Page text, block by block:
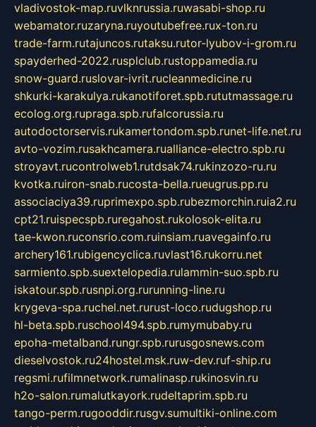
vladivostok-map.ruvlknrussia.ruwasabi-shop.ru
webamator.ruzaryna.ruyoutubefree.rux-ton.ru
trade-farm.rutajuncos.rutaksu.rutor-lyubov-i-grom.ru
spayderhed-2022.rusplclub.rustoppamedia.ru
snow-guard.ruslovar-ivrit.rucleanmedicine.ru
shkurki-karakulya.rukanotiforet.spb.rututmassage.ru
ecolog.org.rupraga.spb.rufalcorussia.ru
autodoctorservis.rukamertondom.spb.runet-life.net.ru
avto-vozim.rusakhcamera.rualliance-electro.spb.ru
stroyavt.rucontrolweb1.rutdsak74.rukinzozo-ru.ru
kvotka.ruiron-snab.rucosta-bella.rueugrus.pp.ru
associaciya39.ruprimexpo.spb.rubezmorchin.ruia2.ru
cpt21.ruispecspb.ruregahost.rukolosok-elita.ru
tae-kwon.ruconsrio.com.ruinsiam.ruavegainfo.ru
archery161.rubigencyclica.ruvlast16.rukorru.net
sarmiento.spb.suextelopedia.rulammin-suo.spb.ru
iskatour.spb.rusnpi.org.rurunning-line.ru
krygeva-spa.ruchel.net.rurust-loco.rudugshop.ru
hl-beta.spb.ruschool494.spb.rumymubaby.ru
epoha-metalband.rungr.spb.rurusgosnews.com
dieselvostok.ru24hostel.msk.ruw-dev.ruf-ship.ru
regsmi.rufilmnetwork.rumalinasp.rukinosvin.ru
h2o-salon.rumalutkayork.rudeltaprim.spb.ru
tango-perm.rugooddir.rusgv.sumultiki-online.com